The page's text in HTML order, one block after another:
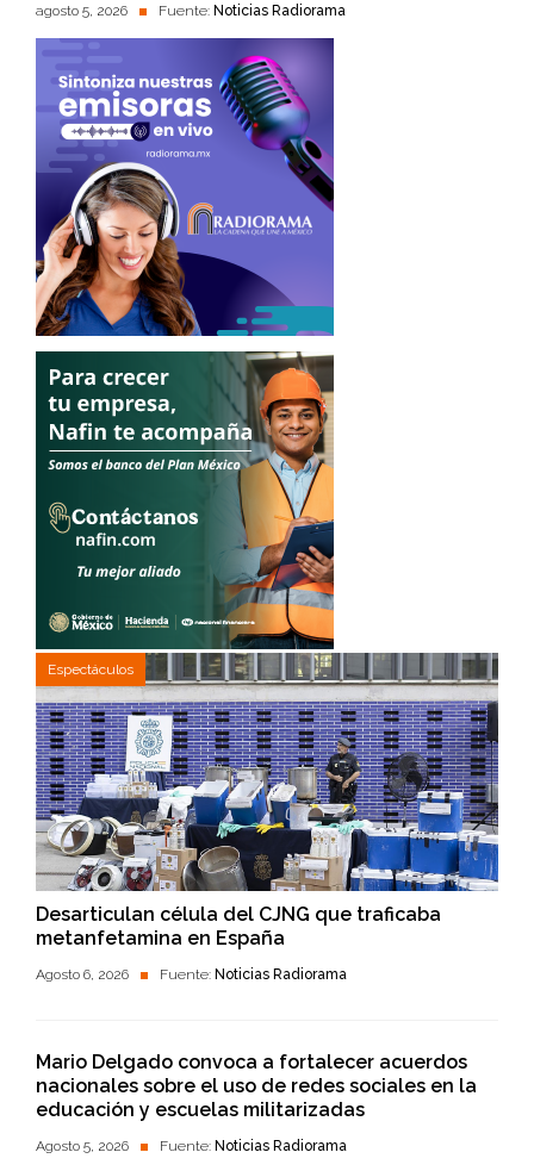
agosto 5, 2026 Fuente: Noticias Radiorama
Espectáculos
Desarticulan célula del CJNG que traficaba
metanfetamina en España
Agosto 6, 2026 Fuente: Noticias Radiorama
Mario Delgado convoca a fortalecer acuerdos
nacionales sobre el uso de redes sociales en la
educación y escuelas militarizadas
Agosto 5, 2026 Fuente: Noticias Radiorama